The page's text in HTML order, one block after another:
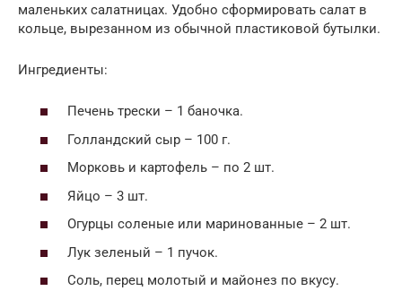
маленьких салатницах. Удобно сформировать салат в
кольце, вырезанном из обычной пластиковой бутылки.
Ингредиенты:
Печень трески – 1 баночка.
Голландский сыр – 100 г.
Морковь и картофель – по 2 шт.
Яйцо – 3 шт.
Огурцы соленые или маринованные – 2 шт.
Лук зеленый – 1 пучок.
Соль, перец молотый и майонез по вкусу.